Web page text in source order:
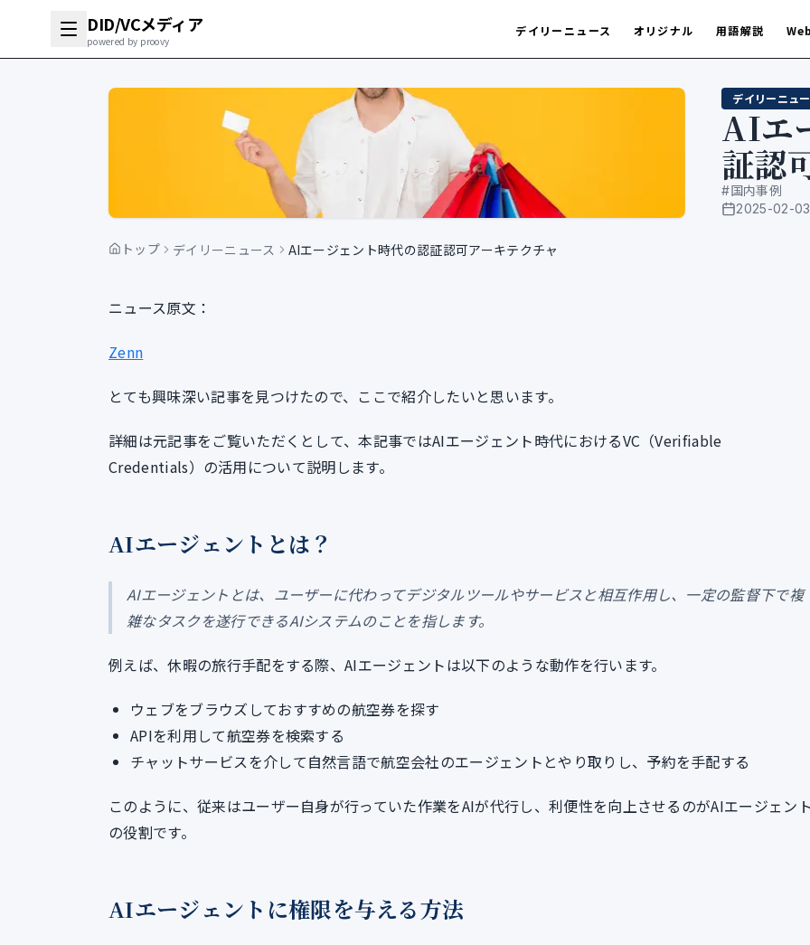
DID/VCメディア
powered by proovy
デイリーニュース オリジナル 用語解説
デイリーニュ
AIエ
証認
#国内事例
公開日
2025-02-03
トップ デイリーニュース AIエージェント時代の認証認可アーキテクチャ
ニュース原文：
Zenn
とても興味深い記事を見つけたので、ここで紹介したいと思います。
詳細は元記事をご覧いただくとして、本記事ではAIエージェント時代におけるVC（Verifiable
Credentials）の活用について説明します。
AIエージェントとは？
AIエージェントとは、ユーザーに代わってデジタルツールやサービスと相互作用し、一定の監督下で複
雑なタスクを遂行できるAIシステムのことを指します。
例えば、休暇の旅行手配をする際、AIエージェントは以下のような動作を行います。
ウェブをブラウズしておすすめの航空券を探す
APIを利用して航空券を検索する
チャットサービスを介して自然言語で航空会社のエージェントとやり取りし、予約を手配する
このように、従来はユーザー自身が行っていた作業をAIが代行し、利便性を向上させるのがAIエージェン
の役割です。
AIエージェントに権限を与える方法